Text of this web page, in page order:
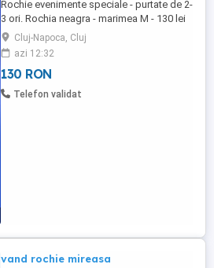
Rochie evenimente speciale - purtate de 2-
3 ori. Rochia neagra - marimea M - 130 lei
Rochia crem - marimiea S - 170 lei Nu fac
schimb. Daca anuntul este vizibil, este
valabil. Cost livrare: 17 lei (posta romana) -
necesita plata integral, in avans Cost
curier: incepand cu 36 lei - necesita plata
Cluj-Napoca, Cluj
azi 12:32
130 RON
Telefon validat
vand rochie mireasa